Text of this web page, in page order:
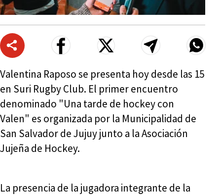
Valentina Raposo se presenta hoy desde las 15
en Suri Rugby Club. El primer encuentro
denominado "Una tarde de hockey con
Valen" es organizada por la Municipalidad de
San Salvador de Jujuy junto a la Asociación
Jujeña de Hockey.
La presencia de la jugadora integrante de la